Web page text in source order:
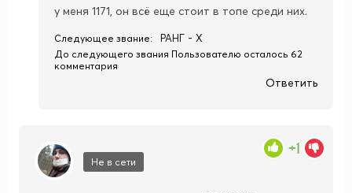
у меня 1171, он всё еще стоит в топе среди них.
Следующее звание: РАНГ - X
До следующего звания Пользователю осталось 62
комментария
Ответить
Не в сети
+1